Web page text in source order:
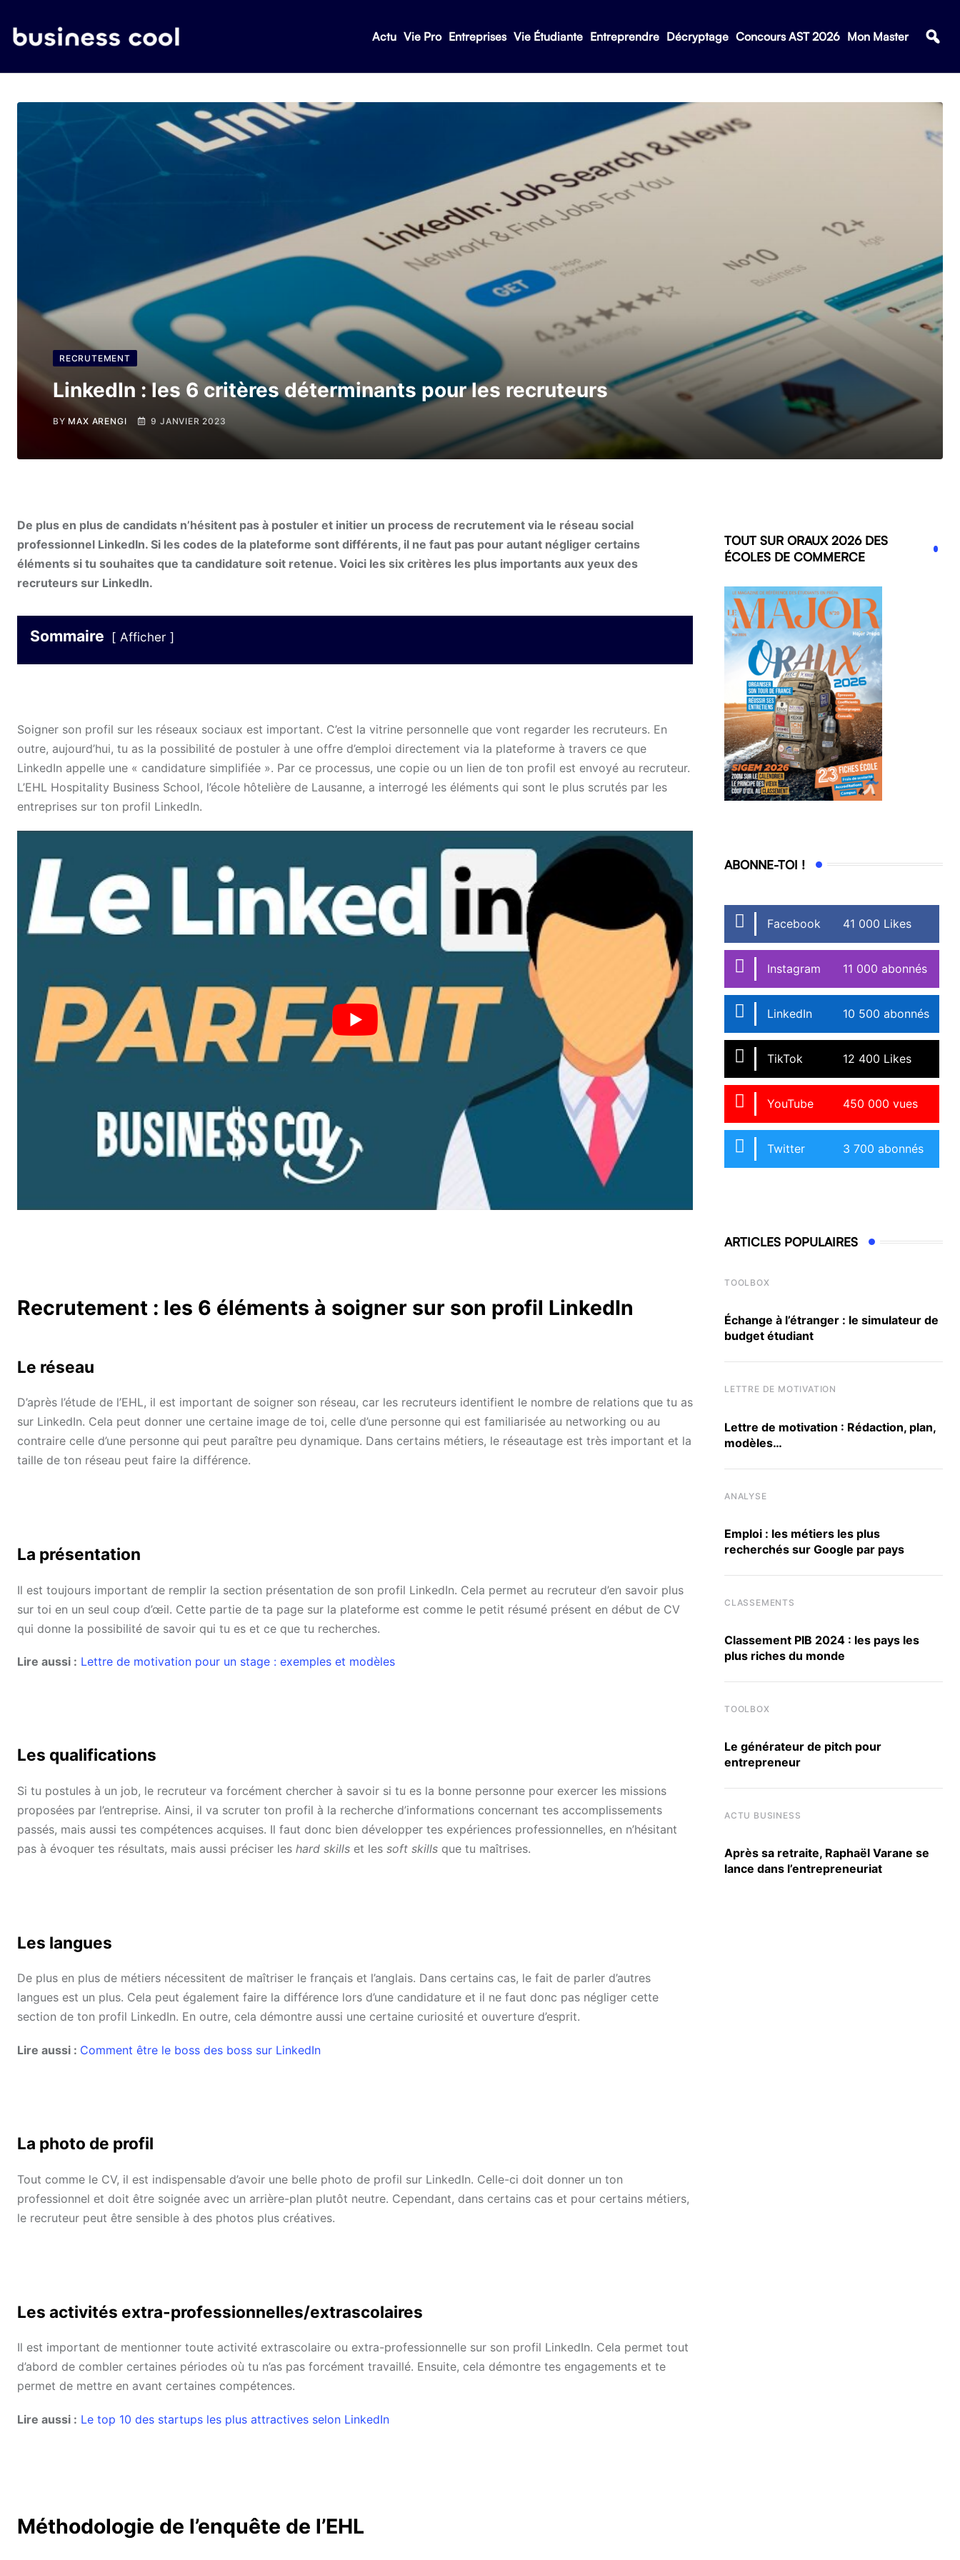
Actu Vie Pro Entreprises Vie Étudiante Entreprendre Décryptage Concours AST 2026 Mon Master
RECRUTEMENT
LinkedIn : les 6 critères déterminants pour les recruteurs
BY MAX ARENGI 9 JANVIER 2023
De plus en plus de candidats n’hésitent pas à postuler et initier un process de recrutement via le réseau social
professionnel LinkedIn. Si les codes de la plateforme sont différents, il ne faut pas pour autant négliger certains
éléments si tu souhaites que ta candidature soit retenue. Voici les six critères les plus importants aux yeux des
recruteurs sur LinkedIn.
Sommaire Afficher
Soigner son profil sur les réseaux sociaux est important. C’est la vitrine personnelle que vont regarder les recruteurs. En
outre, aujourd’hui, tu as la possibilité de postuler à une offre d’emploi directement via la plateforme à travers ce que
LinkedIn appelle une « candidature simplifiée ». Par ce processus, une copie ou un lien de ton profil est envoyé au recruteur.
L’EHL Hospitality Business School, l’école hôtelière de Lausanne, a interrogé les éléments qui sont le plus scrutés par les
entreprises sur ton profil LinkedIn.
Recrutement : les 6 éléments à soigner sur son profil LinkedIn
Le réseau
D’après l’étude de l’EHL, il est important de soigner son réseau, car les recruteurs identifient le nombre de relations que tu as
sur LinkedIn. Cela peut donner une certaine image de toi, celle d’une personne qui est familiarisée au networking ou au
contraire celle d’une personne qui peut paraître peu dynamique. Dans certains métiers, le réseautage est très important et la
taille de ton réseau peut faire la différence.
La présentation
Il est toujours important de remplir la section présentation de son profil LinkedIn. Cela permet au recruteur d’en savoir plus
sur toi en un seul coup d’œil. Cette partie de ta page sur la plateforme est comme le petit résumé présent en début de CV
qui donne la possibilité de savoir qui tu es et ce que tu recherches.
Lire aussi : Lettre de motivation pour un stage : exemples et modèles
Les qualifications
Si tu postules à un job, le recruteur va forcément chercher à savoir si tu es la bonne personne pour exercer les missions
proposées par l’entreprise. Ainsi, il va scruter ton profil à la recherche d’informations concernant tes accomplissements
passés, mais aussi tes compétences acquises. Il faut donc bien développer tes expériences professionnelles, en n’hésitant
pas à évoquer tes résultats, mais aussi préciser les hard skills et les soft skills que tu maîtrises.
Les langues
De plus en plus de métiers nécessitent de maîtriser le français et l’anglais. Dans certains cas, le fait de parler d’autres
langues est un plus. Cela peut également faire la différence lors d’une candidature et il ne faut donc pas négliger cette
section de ton profil LinkedIn. En outre, cela démontre aussi une certaine curiosité et ouverture d’esprit.
Lire aussi : Comment être le boss des boss sur LinkedIn
La photo de profil
Tout comme le CV, il est indispensable d’avoir une belle photo de profil sur LinkedIn. Celle-ci doit donner un ton
professionnel et doit être soignée avec un arrière-plan plutôt neutre. Cependant, dans certains cas et pour certains métiers,
le recruteur peut être sensible à des photos plus créatives.
Les activités extra-professionnelles/extrascolaires
Il est important de mentionner toute activité extrascolaire ou extra-professionnelle sur son profil LinkedIn. Cela permet tout
d’abord de combler certaines périodes où tu n’as pas forcément travaillé. Ensuite, cela démontre tes engagements et te
permet de mettre en avant certaines compétences.
Lire aussi : Le top 10 des startups les plus attractives selon LinkedIn
Méthodologie de l’enquête de l’EHL
TOUT SUR ORAUX 2026 DES
ÉCOLES DE COMMERCE
ABONNE-TOI !
Facebook 41 000 Likes
Instagram 11 000 abonnés
LinkedIn 10 500 abonnés
TikTok 12 400 Likes
YouTube 450 000 vues
Twitter 3 700 abonnés
ARTICLES POPULAIRES
TOOLBOX
Échange à l’étranger : le simulateur de
budget étudiant
LETTRE DE MOTIVATION
Lettre de motivation : Rédaction, plan,
modèles…
ANALYSE
Emploi : les métiers les plus
recherchés sur Google par pays
CLASSEMENTS
Classement PIB 2024 : les pays les
plus riches du monde
TOOLBOX
Le générateur de pitch pour
entrepreneur
ACTU BUSINESS
Après sa retraite, Raphaël Varane se
lance dans l’entrepreneuriat